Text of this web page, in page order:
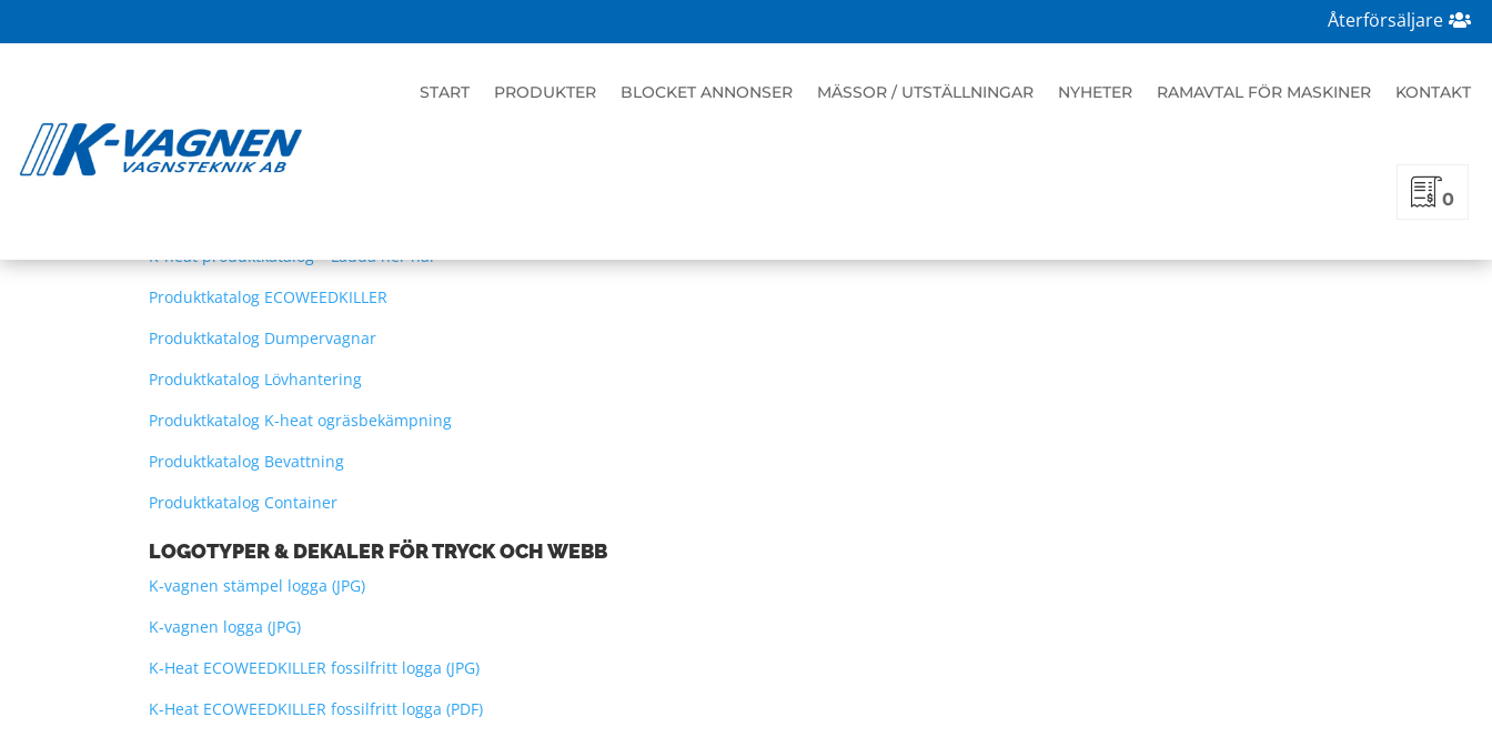
Återförsäljare
START PRODUKTER BLOCKET ANNONSER MÄSSOR / UTSTÄLLNINGAR NYHETER RAMAVTAL FÖR MASKINER KONTAKT
0
LADDA NER KATALOGER / INSTRUKTIONSBÖCKER / LOGOTYPER
.
KATALOGER
K-heat produktkatalog – Ladda ner här
Produktkatalog ECOWEEDKILLER
Produktkatalog Dumpervagnar
Produktkatalog Lövhantering
Produktkatalog K-heat ogräsbekämpning
Produktkatalog Bevattning
Produktkatalog Container
LOGOTYPER & DEKALER FÖR TRYCK OCH WEBB
K-vagnen stämpel logga (JPG)
K-vagnen logga (JPG)
K-Heat ECOWEEDKILLER fossilfritt logga (JPG)
K-Heat ECOWEEDKILLER fossilfritt logga (PDF)